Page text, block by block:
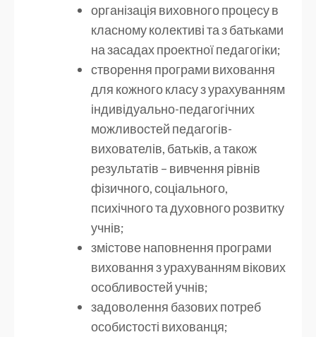
організація виховного процесу в
класному колективі та з батьками
на засадах проектної педагогіки;
створення програми виховання
для кожного класу з урахуванням
індивідуально-педагогічних
можливостей педагогів-
вихователів, батьків, а також
результатів – вивчення рівнів
фізичного, соціального,
психічного та духовного розвитку
учнів;
змістове наповнення програми
виховання з урахуванням вікових
особливостей учнів;
задоволення базових потреб
особистості вихованця;